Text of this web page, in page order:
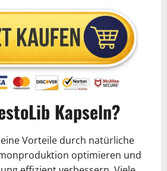
Kapseln?
Vorteile durch natürliche
optimieren und